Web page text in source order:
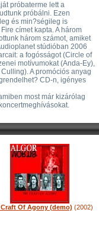
próbaterme lett a
próbálni. Ezen
és min?ségileg is
címet kapta. A három
három számot, amiket
stúdióban 2006
a fogósságot (Circle of
motívumokat (Anda-Ey),
A promóciós anyag
CD-n, igényes
most már kizárólag
Of Agony (demo) (2002)